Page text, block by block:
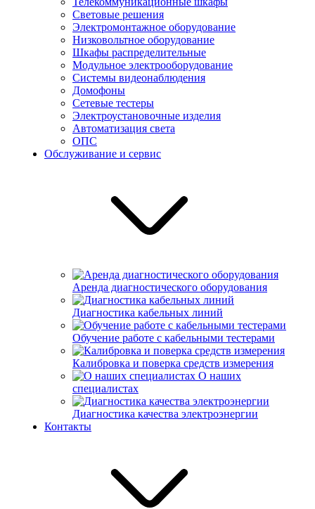
Световые решения
Электромонтажное оборудование
Низковольтное оборудование
Шкафы распределительные
Модульное электрооборудование
Системы видеонаблюдения
Домофоны
Сетевые тестеры
Электроустановочные изделия
Автоматизация света
ОПС
Обслуживание и сервис
Аренда диагностического оборудования
Диагностика кабельных линий
Обучение работе с кабельными тестерами
Калибровка и поверка средств измерения
О наших
специалистах
Диагностика качества электроэнергии
Контакты